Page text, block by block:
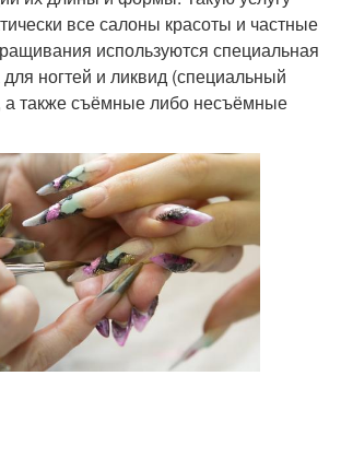
все салоны красоты и частные
используются специальная
ногтей и ликвид (специальный
а также съёмные либо несъёмные